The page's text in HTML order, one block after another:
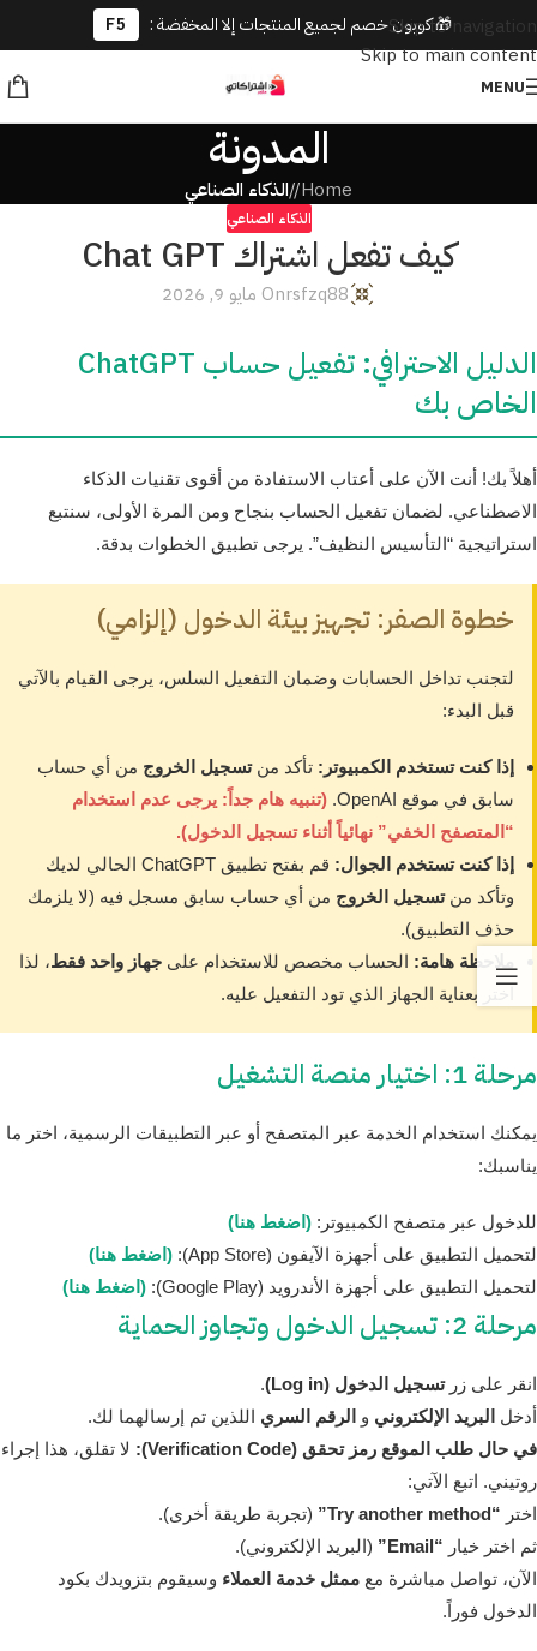
🎁 كوبون خصم لجميع المنتجات إلا المخفضة : F5
Skip to navigation
Skip to main content
MENU
المدونة
Home
/ الذكاء الصناعي
الذكاء الصناعي
كيف تفعل اشتراك Chat GPT
rsfzq88On مايو 9, 2026
الدليل الاحترافي: تفعيل حساب ChatGPT
الخاص بك
أهلاً بك! أنت الآن على أعتاب الاستفادة من أقوى تقنيات الذكاء
الاصطناعي. لضمان تفعيل الحساب بنجاح ومن المرة الأولى، سنتبع
استراتيجية “التأسيس النظيف”. يرجى تطبيق الخطوات بدقة.
خطوة الصفر: تجهيز بيئة الدخول (إلزامي)
لتجنب تداخل الحسابات وضمان التفعيل السلس، يرجى القيام بالآتي
قبل البدء:
إذا كنت تستخدم الكمبيوتر: تأكد منتسجيل الخروج من أي حساب
سابق في موقع OpenAI.
(تنبيه هام جداً: يرجى عدم استخدام
“المتصفح الخفي” نهائياً أثناء تسجيل الدخول).
إذا كنت تستخدم الجوال:
قم بفتح تطبيق ChatGPT الحالي لديك
وتأكد منتسجيل الخروج من أي حساب سابق مسجل فيه (لا يلزمك
حذف التطبيق).
ملاحظة هامة: الحساب مخصص للاستخدام على جهاز واحد فقط، لذا
اختر بعناية الجهاز الذي تود التفعيل عليه.
مرحلة 1: اختيار منصة التشغيل
يمكنك استخدام الخدمة عبر المتصفح أو عبر التطبيقات الرسمية، اختر ما
يناسبك:
للدخول عبر متصفح الكمبيوتر: (اضغط هنا)
لتحميل التطبيق على أجهزة الآيفون (App Store):
(اضغط هنا)
لتحميل التطبيق على أجهزة الأندرويد (Google Play):
(اضغط هنا)
مرحلة 2: تسجيل الدخول وتجاوز الحماية
انقر على زرتسجيل الدخول (Log in)
.
أدخل البريد الإلكتروني و الرقم السري اللذين تم إرسالهما لك.
في حال طلب الموقع رمز تحقق (Verification Code):
لا تقلق، هذا إجراء
روتيني. اتبع الآتي:
اختر “Try another method”
(تجربة طريقة أخرى).
ثم اختر خيار “Email”
(البريد الإلكتروني).
الآن، تواصل مباشرة مع ممثل خدمة العملاء وسيقوم بتزويدك بكود
الدخول فوراً.